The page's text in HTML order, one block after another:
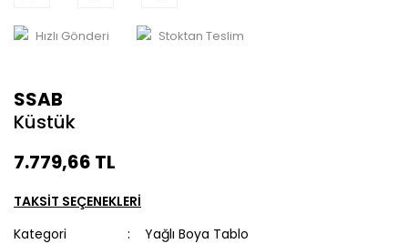
Hızlı Gönderi Stoktan Teslim
SSAB
Küstük
7.779,66 TL
TAKSİT SEÇENEKLERİ
Kategori
Yağlı Boya Tablo